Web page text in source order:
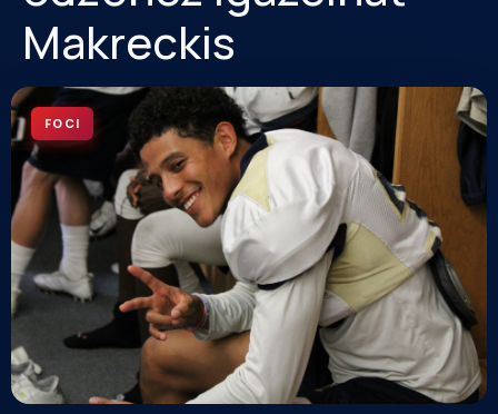
Makreckis
FOCI